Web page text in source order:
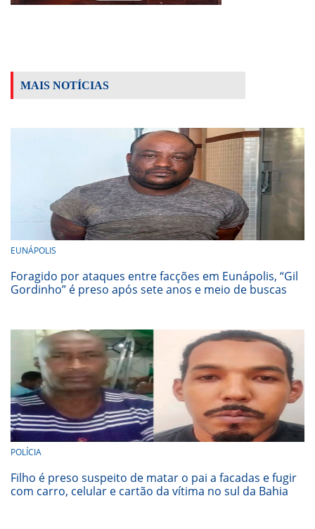
MAIS NOTÍCIAS
EUNÁPOLIS
Foragido por ataques entre facções em Eunápolis, “Gil
Gordinho” é preso após sete anos e meio de buscas
POLÍCIA
Filho é preso suspeito de matar o pai a facadas e fugir
com carro, celular e cartão da vítima no sul da Bahia